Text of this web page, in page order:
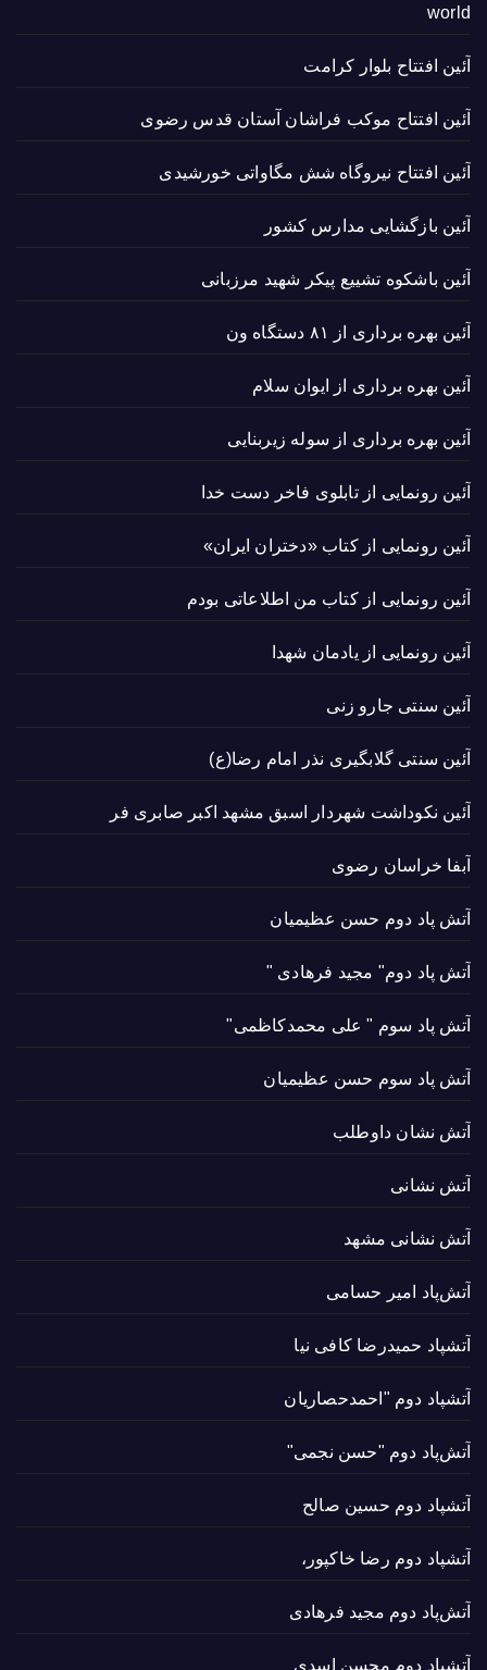
world
آئین افتتاح بلوار کرامت
آئین افتتاح موکب فراشان آستان قدس رضوی
آئین افتتاح نیروگاه شش مگاواتی خورشیدی
آئین بازگشایی مدارس کشور
آئین باشکوه تشییع پیکر شهید مرزبانی
آئین بهره برداری از ۸۱ دستگاه ون
آئین بهره برداری از ایوان سلام
آئین بهره برداری از سوله زیربنایی
آئین رونمایی از تابلوی فاخر دست خدا
آئین رونمایی از کتاب «دختران ایران»
آئین رونمایی از کتاب من اطلاعاتی بودم
آئین رونمایی از یادمان شهدا
آئین سنتی جارو زنی
آئین سنتی گلابگیری نذر امام رضا(ع)
آئین نکوداشت شهردار اسبق مشهد اکبر صابری فر
آبفا خراسان رضوی
آتش پاد دوم حسن عظیمیان
آتش پاد دوم" مجید فرهادی "
آتش پاد سوم " علی محمدکاظمی"
آتش پاد سوم حسن عظیمیان
آتش نشان داوطلب
آتش نشانی
آتش نشانی مشهد
آتش‌پاد امیر حسامی
آتشپاد حميدرضا کافی نیا
آتشپاد دوم "احمدحصاریان
آتش‌پاد دوم "حسن نجمی"
آتشپاد دوم حسین صالح
آتشپاد دوم رضا خاکپور،
آتش‌پاد دوم مجید فرهادی
آتشپاد دوم محسن اسدی